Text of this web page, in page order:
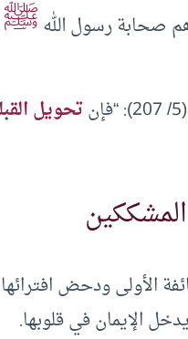
صحابة رسول اللهﷺ
تحويل
الأولى ودحض
يدخل الإيمان في قلوبها.